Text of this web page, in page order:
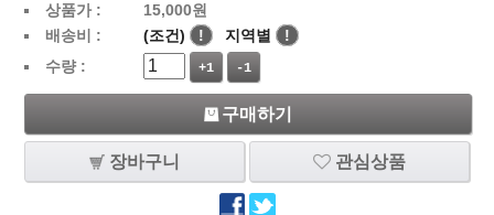
상품가 : 15,000원
배송비 :
(조건) ! 지역별
!
수량 :
+1 -1
구매하기
장바구니 관심상품